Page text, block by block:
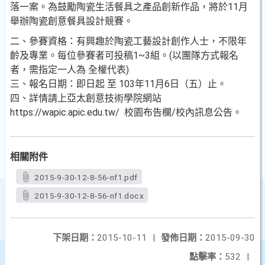
落一案。為鼓勵陶瓷生活餐具之產品創新作品，將於11月
舉辦陶瓷創意餐具設計競賽。
二、參賽資格：有興趣於陶瓷工藝設計創作人士，不限年
齡及專業。每位參賽者可投稿1~3組。(以團隊方式報名
者，需指定一人為 全權代表)
三、報名日期：即日起 至 103年11月6日（五）止。
四、詳情請上亞太創意技術學院網站
https://wapic.apic.edu.tw/ 校園布告欄/校內訊息公告。
相關附件
2015-9-30-12-8-56-nf1.pdf
2015-9-30-12-8-56-nf1.docx
發佈日期： 2015-09-30
下架日期： 2015-10-11
|
點擊率： 532 |